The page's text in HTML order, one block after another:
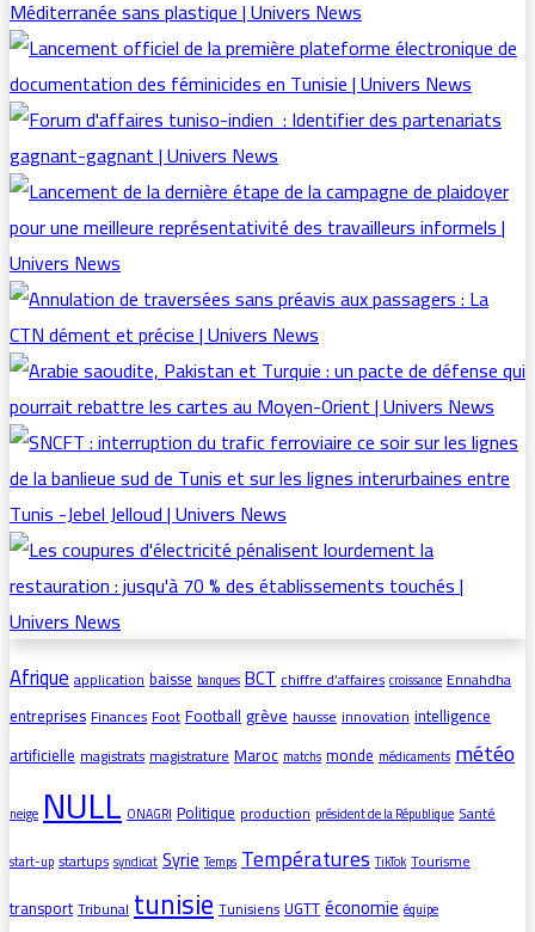
Afriqueapplicationbaisse banques BCTchiffre d’affaires croissance Ennahdha
entreprisesFinancesFootFootballgrèvehausseinnovationintelligence
artificiellemagistratsmagistratureMaroc matchs monde médicaments météo
neige NULL ONAGRI Politique production président de la République Santé
start-up startups syndicat Syrie Temps Températures TikTok Tourisme
transportTribunaltunisieTunisiensUGTTéconomie équipe